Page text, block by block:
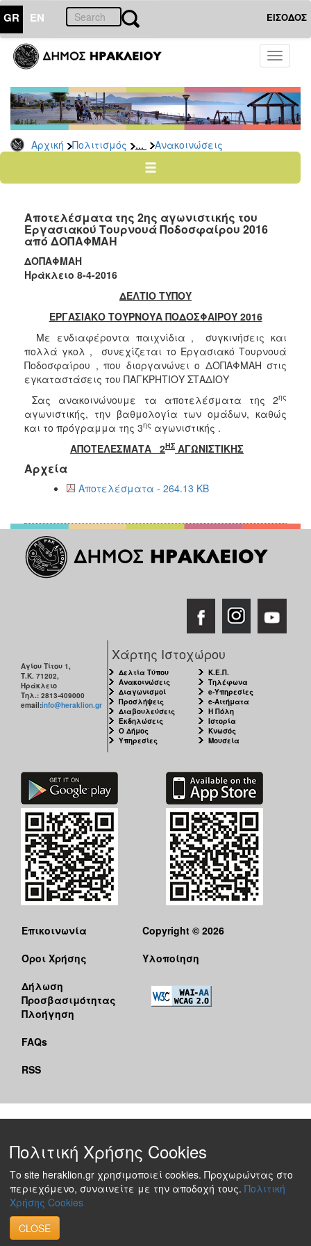
GR EN ΕΙΣΟΔΟΣ
Toggle
Αρχική Πολιτισμός ... Ανακοινώσεις
ΠΟΛΙΤΙΣΜΟΣ
Ποδήλατα
ΤΟΠΟΣ
ΔΗΜΟΣ
ΑΝΘΕΚΤΙΚΗ
ΠΟΛΗ
Αποτελέσματα της 2ης αγωνιστικής του
Εργασιακού Τουρνουά Ποδοσφαίρου 2016
από ΔΟΠΑΦΜΑΗ
ΔΟΠΑΦΜΑΗ
Ηράκλειο 8-4-2016
ΔΕΛΤΙΟ ΤΥΠΟΥ
ΕΡΓΑΣΙΑΚΟ ΤΟΥΡΝΟΥΑ ΠΟΔΟΣΦΑΙΡΟΥ 2016
Με ενδιαφέροντα παιχνίδια , συγκινήσεις και
πολλά γκολ , συνεχίζεται το Εργασιακό Τουρνουά
Ποδοσφαίρου , που διοργανώνει ο ΔΟΠΑΦΜΑΗ στις
εγκαταστάσεις του ΠΑΓΚΡΗΤΙΟΥ ΣΤΑΔΙΟΥ
Σας ανακοινώνουμε τα αποτελέσματα της 2ης
αγωνιστικής, την βαθμολογία των ομάδων, καθώς
και το πρόγραμμα της 3ης αγωνιστικής .
ΑΠΟΤΕΛΕΣΜΑΤΑ 2ΗΣ ΑΓΩΝΙΣΤΙΚΗΣ
Αρχεία
Αποτελέσματα - 264.13 KB
Αγίου Τίτου 1,
Τ.Κ. 71202,
Ηράκλειο
Τηλ.: 2813-409000
email:info@heraklion.gr
Χάρτης Ιστοχώρου
Δελτία Τύπου
Ανακοινώσεις
Διαγωνισμοί
Προσλήψεις
Διαβουλεύσεις
Εκδηλώσεις
Ο Δήμος
Υπηρεσίες
Κ.Ε.Π.
Τηλέφωνα
e-Υπηρεσίες
e-Αιτήματα
Η Πόλη
Ιστορία
Κνωσός
Μουσεία
Επικοινωνία
Όροι Χρήσης
Δήλωση
Προσβασιμότητας
Πλοήγηση
FAQs
RSS
Copyright © 2026
Υλοποίηση
Πολιτική Χρήσης Cookies
Το site heraklion.gr χρησιμοποιεί cookies. Προχωρώντας στο
περιεχόμενο, συναινείτε με την αποδοχή τους. Πολιτική
Χρήσης Cookies
CLOSE